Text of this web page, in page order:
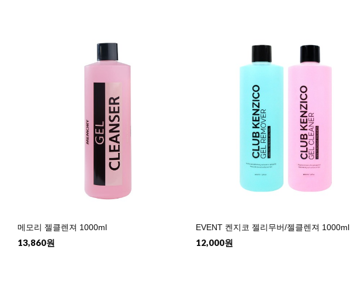
메모리 젤클렌져 1000ml
13,860원
EVENT 켄지코 젤리무버/젤클렌져 1000ml
12,000원